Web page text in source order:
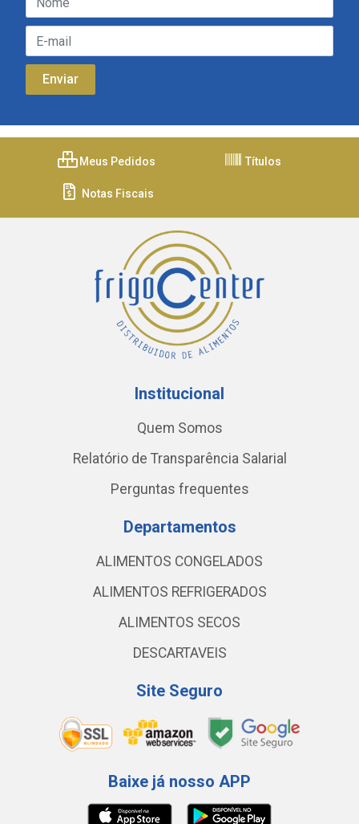
Meus Pedidos Títulos
Notas Fiscais
Institucional
Quem Somos
Relatório de Transparência Salarial
Perguntas frequentes
Departamentos
ALIMENTOS CONGELADOS
ALIMENTOS REFRIGERADOS
ALIMENTOS SECOS
DESCARTAVEIS
Site Seguro
Baixe já nosso APP